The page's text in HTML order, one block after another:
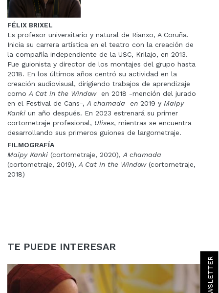
FÉLIX BRIXEL
Es profesor universitario y natural de Rianxo, A Coruña.
Inicia su carrera artística en el teatro con la creación de
la compañía independiente de la USC, Krilajo, en 2013.
Fue guionista y director de los montajes del grupo hasta
2018. En los últimos años centró su actividad en la
creación audiovisual, dirigiendo trabajos de aprendizaje
como A Cat in the Windowen 2018 -mención del jurado
en el Festival de Cans-, A chamada en 2019 y Maipy
Kanki un año después. En 2023 estrenará su primer
cortometraje profesional, Ulises, mientras se encuentra
desarrollando sus primeros guiones de largometraje.
FILMOGRAFÍA
Maipy Kanki (cortometraje, 2020), A chamada
(cortometraje, 2019), A Cat in the Window(cortometraje,
2018)
TE PUEDE INTERESAR